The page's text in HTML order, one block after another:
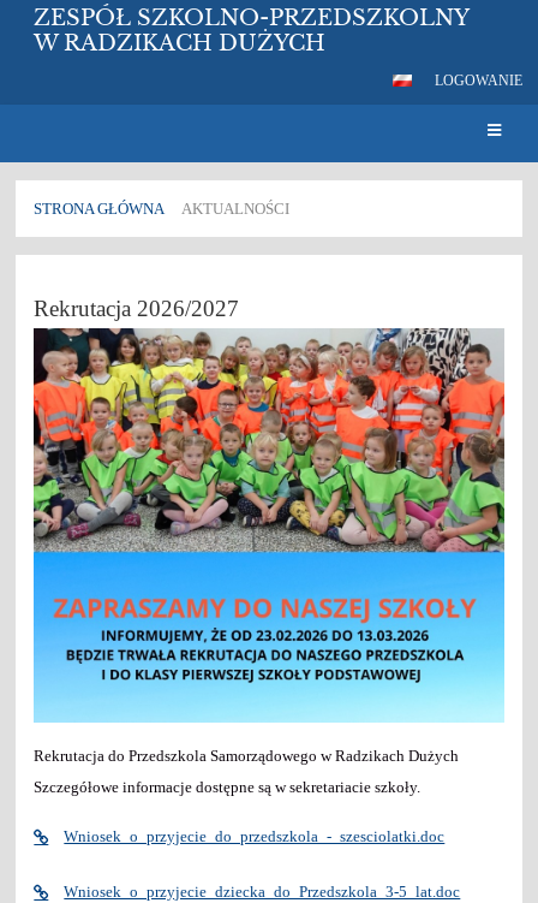
ZESPÓŁ SZKOLNO-PRZEDSZKOLNY
W RADZIKACH DUŻYCH
LOGOWANIE
STRONA GŁÓWNA AKTUALNOŚCI
Rekrutacja 2026/2027
Rekrutacja do Przedszkola Samorządowego w Radzikach Dużych
Szczegółowe informacje dostępne są w sekretariacie szkoły.
Wniosek_o_przyjecie_do_przedszkola_-_szesciolatki.doc
Wniosek_o_przyjecie_dziecka_do_Przedszkola_3-5_lat.doc